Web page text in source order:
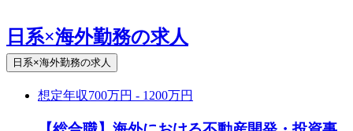
日系×海外勤務の求人
日系×海外勤務の求人
想定年収700万円 - 1200万円